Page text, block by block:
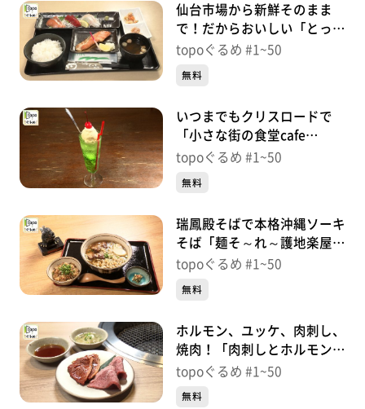
仙台市場から新鮮そのまま
で！だからおいしい「とっと
めしや」（若林区大和町）＃
topoぐるめ #1~50
無料
いつまでもクリスロードで
「小さな街の食堂cafe
MISTY」（青葉区中央）＃
topoぐるめ #1~50
無料
瑞鳳殿そばで本格沖縄ソーキ
そば「麺そ～れ～護地楽屋」
（青葉区霊屋下）＃
topoぐるめ #1~50
無料
ホルモン、ユッケ、肉刺し、
焼肉！「肉刺しとホルモン
トラコ」（青葉区一番町）＃
topoぐるめ #1~50
無料